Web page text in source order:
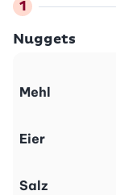
Nuggets
Mehl
Eier
Salz